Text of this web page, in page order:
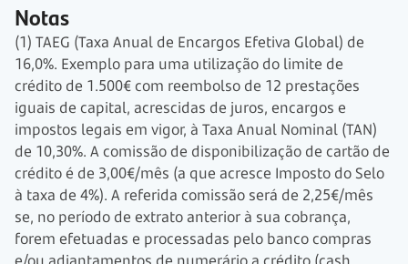
Notas
(1) TAEG (Taxa Anual de Encargos Efetiva Global) de
16,0%. Exemplo para uma utilização do limite de
crédito de 1.500€ com reembolso de 12 prestações
iguais de capital, acrescidas de juros, encargos e
impostos legais em vigor, à Taxa Anual Nominal (TAN)
de 10,30%. A comissão de disponibilização de cartão de
crédito é de 3,00€/mês (a que acresce Imposto do Selo
à taxa de 4%). A referida comissão será de 2,25€/mês
se, no período de extrato anterior à sua cobrança,
forem efetuadas e processadas pelo banco compras